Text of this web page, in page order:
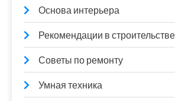
Основа интерьера
Рекомендации в строительстве
Советы по ремонту
Умная техника